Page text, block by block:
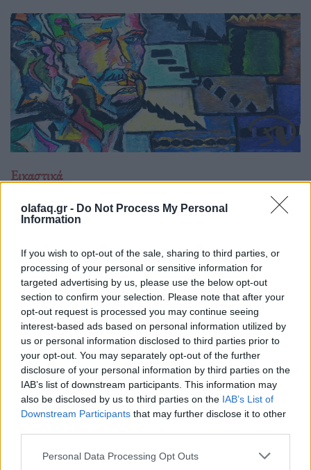
olafaq.gr - Do Not Process My Personal
Information
If you wish to opt-out of the sale, sharing to third parties, or
processing of your personal or sensitive information for
targeted advertising by us, please use the below opt-out
section to confirm your selection. Please note that after your
opt-out request is processed you may continue seeing
interest-based ads based on personal information utilized by
us or personal information disclosed to third parties prior to
your opt-out. You may separately opt-out of the further
disclosure of your personal information by third parties on the
IAB’s list of downstream participants. This information may
also be disclosed by us to third parties on the IAB’s List of
Downstream Participants that may further disclose it to other
Personal Data Processing Opt Outs
Εικαστικά
Οι δίδυμες εικαστικοί Στέλλα και Μαρία
Παπά σε διεθνή τροχιά
Με έργο που στηρίζεται στην αντίθεση και τη συνδημιουργία,
οι Στέλλα και Μαρία Παπά διακρίνονται διεθνώς και
ετοιμάζουν μια πυκνή χρονιά συμμετοχών σε Biennale, Art
Fair και μεγάλους θεσμούς.